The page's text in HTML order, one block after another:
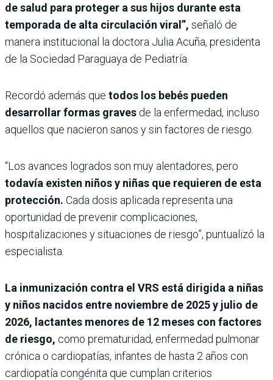
de salud para proteger a sus hijos durante esta
temporada de alta circulación viral”, señaló de
manera institucional la doctora Julia Acuña, presidenta
de la Sociedad Paraguaya de Pediatría.
Recordó además que todos los bebés pueden
desarrollar formas graves de la enfermedad, incluso
aquellos que nacieron sanos y sin factores de riesgo.
“Los avances logrados son muy alentadores, pero
todavía existen niños y niñas que requieren de esta
protección. Cada dosis aplicada representa una
oportunidad de prevenir complicaciones,
hospitalizaciones y situaciones de riesgo”, puntualizó la
especialista.
La inmunización contra el VRS está dirigida a niñas
y niños nacidos entre noviembre de 2025 y julio de
2026, lactantes menores de 12 meses con factores
de riesgo, como prematuridad, enfermedad pulmonar
crónica o cardiopatías, infantes de hasta 2 años con
cardiopatía congénita que cumplan criterios